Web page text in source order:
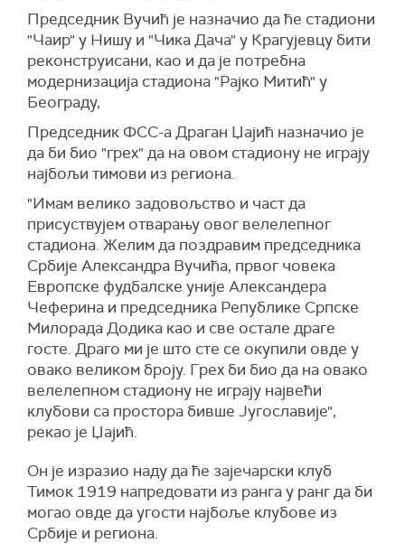
Председник Вучић је назначио да ће стадиони
"Чаир" у Нишу и "Чика Дача" у Крагујевцу бити
реконструисани, као и да је потребна
модернизација стадиона "Рајко Митић" у
Београду,
Председник ФСС-а Драган Џајић назначио је
да би био "грех" да на овом стадиону не играју
најбољи тимови из региона.
"Имам велико задовољство и част да
присуствујем отварању овог велелепног
стадиона. Желим да поздравим председника
Србије Александра Вучића, првог човека
Европске фудбалске уније Александера
Чеферина и председника Републике Српске
Милорада Додика као и све остале драге
госте. Драго ми је што сте се окупили овде у
овако великом броју. Грех би био да на овако
велелепном стадиону не играју највећи
клубови са простора бивше Југославије",
рекао је Џајић.
Он је изразио наду да ће зајечарски клуб
Тимок 1919 напредовати из ранга у ранг да би
могао овде да угости најбоље клубове из
Србије и региона.